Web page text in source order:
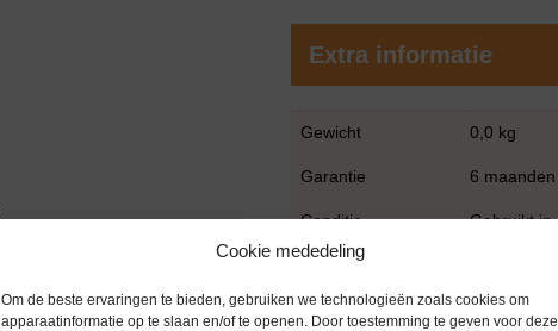
Cookie mededeling
Om de beste ervaringen te bieden, gebruiken we technologieën zoals cookies om
apparaatinformatie op te slaan en/of te openen. Door toestemming te geven voor deze
Extra informatie
Gewicht 0,0 kg
Garantie 6 maanden
Conditie Gebruikt in